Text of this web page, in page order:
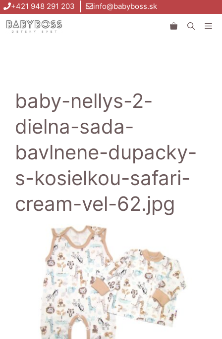
Preskočiť
na
obsah
+421 948 291 203 info@babyboss.sk
baby-nellys-2-
dielna-sada-
bavlnene-dupacky-
s-kosielkou-safari-
cream-vel-62.jpg